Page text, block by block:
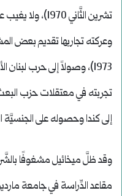
تشرين الثَّاني
1973)، وصولاً إلى حرب
تجربته في معتقلات حزب
إلى كندا وحصوله على الجنسيَّة
وقد ظلَّ ميخائيل مشغوفًا
مقاعد الدِّراسة في جامعة